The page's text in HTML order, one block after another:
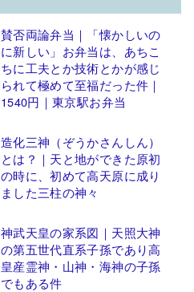
賛否両論弁当｜「懐かしいの
に新しい」お弁当は、あちこ
ちに工夫とか技術とかが感じ
られて極めて至福だった件｜
1540円｜東京駅お弁当
造化三神（ぞうかさんしん）
とは？｜天と地ができた原初
の時に、初めて高天原に成り
ました三柱の神々
神武天皇の家系図｜天照大神
の第五世代直系子孫であり高
皇産霊神・山神・海神の子孫
でもある件